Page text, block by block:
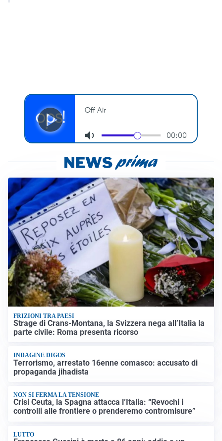
FRIZIONI TRA PAESI
Strage di Crans-Montana, la Svizzera nega all’Italia la
parte civile: Roma presenta ricorso
INDAGINE DIGOS
Terrorismo, arrestato 16enne comasco: accusato di
propaganda jihadista
NON SI FERMA LA TENSIONE
Crisi Ceuta, la Spagna attacca l’Italia: “Revochi i
controlli alle frontiere o prenderemo contromisure”
LUTTO